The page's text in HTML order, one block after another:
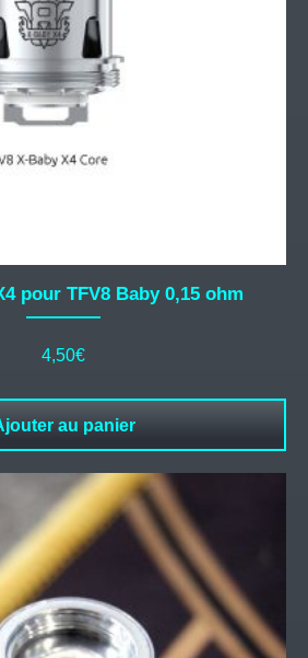
pour TFV8 Baby 0,15 ohm
4,50€
au panier